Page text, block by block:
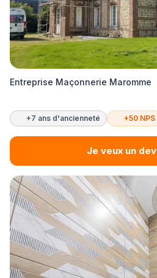
Entreprise Maçonnerie Maromme
+7 ans d'ancienneté +50 NPS
Je veux un